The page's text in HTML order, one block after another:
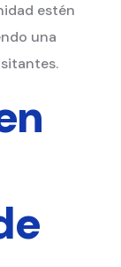
estén
una